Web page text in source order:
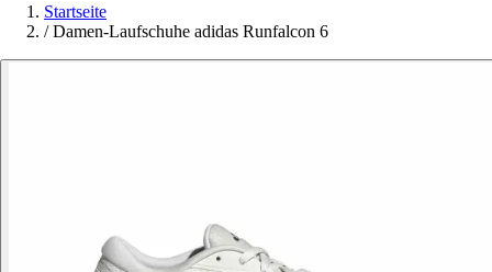
Startseite
/ Damen-Laufschuhe adidas Runfalcon 6